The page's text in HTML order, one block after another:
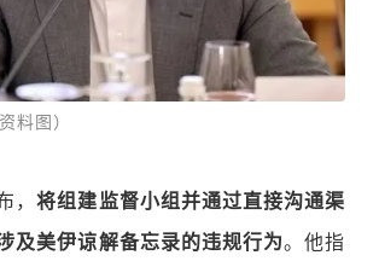
料图）
，将组建监督小组并通过直接沟通渠
及美伊谅解备忘录的违规行为。他指